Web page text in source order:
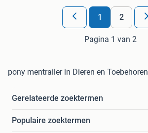
1 2
Pagina 1 van 2
pony mentrailer in Dieren en Toebehoren
Gerelateerde zoektermen
Populaire zoektermen